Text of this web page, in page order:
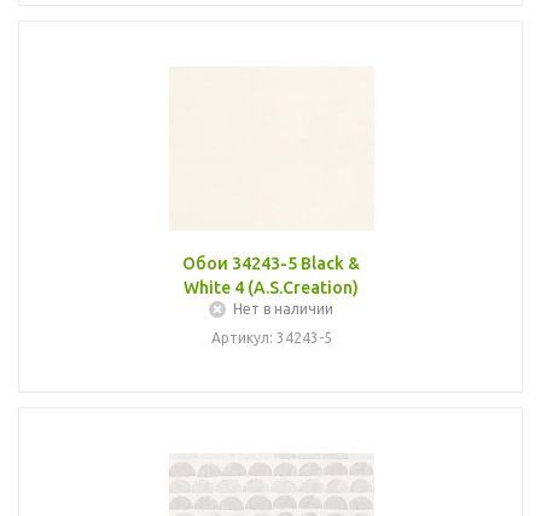
Обои 34243-5 Black &
White 4 (A.S.Creation)
Нет в наличии
Артикул: 34243-5